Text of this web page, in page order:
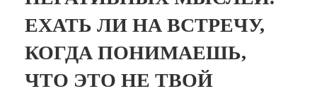
ЕХАТЬ ЛИ НА ВСТРЕЧУ,
КОГДА ПОНИМАЕШЬ,
ЧТО ЭТО НЕ ТВОЙ